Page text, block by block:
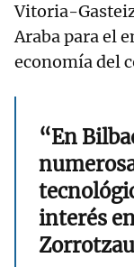
Vitoria-
Araba para el
economía del
“En
interés